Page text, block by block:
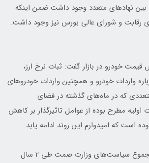
نهادهای متعدد وجود داشت ضمن اینکه
رقابت و شورای عالی بورس نیز وجود داشت.
قیمت خودرو در بازار گفت: ثبات نرخ ارز،
واردات خودرو و همچنین واردات خودروهای
که در ماه‌های گذشته در فضای
اولیه مطرح بوده از عوامل تاثیرگذار بر کاهش
است که امیدوارم این روند ادامه یابد.
به گزارش فارس، در مجموع سیاست‌های وزارت صمت طی 2 سال